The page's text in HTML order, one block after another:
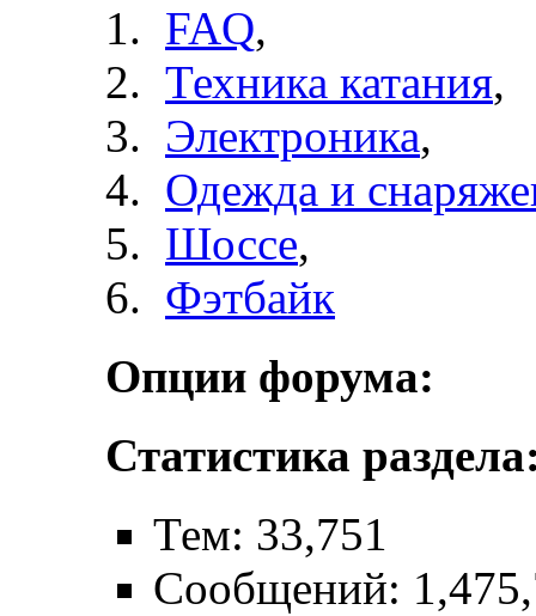
FAQ,
Техника катания,
Электроника,
Одежда и
Шоссе,
Фэтбайк
Опции форума:
Статистика
Тем: 33,751
Сообщений: